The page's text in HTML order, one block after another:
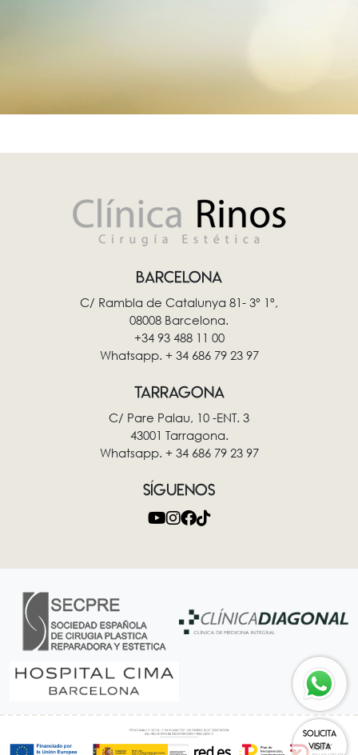
BARCELONA
C/ Rambla de Catalunya 81- 3º 1º,
08008 Barcelona.
+34 93 488 11 00
Whatsapp. + 34 686 79 23 97
TARRAGONA
C/ Pare Palau, 10 -ENT. 3
43001 Tarragona.
Whatsapp. + 34 686 79 23 97
SÍGUENOS
SOLICITA
VISITA